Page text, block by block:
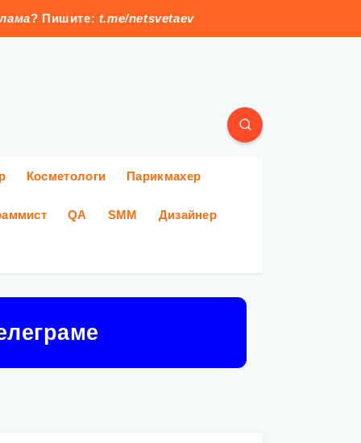
? Пишите: t.me/netsvetaev
Косметологи Парикмахер
QA SMM Дизайнер